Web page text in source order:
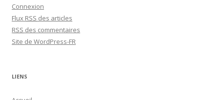
Connexion
Flux RSS des articles
RSS des commentaires
Site de WordPress-FR
LIENS